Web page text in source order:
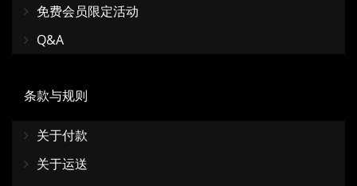
免费会员限定活动
Q&A
条款与规则
关于付款
关于运送